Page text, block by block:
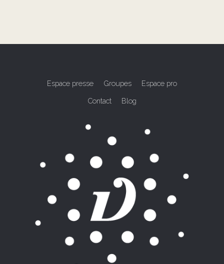
Espace presse Groupes Espace pro
Contact Blog